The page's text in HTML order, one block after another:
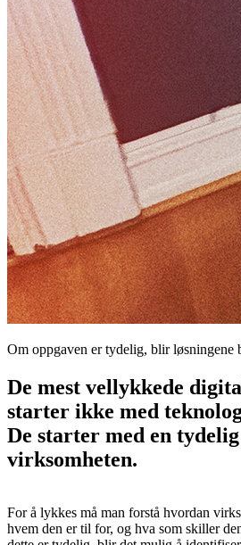
Om oppgaven er tydelig, blir løsningene
De mest vellykkede
starter ikke med
De starter med en
virksomheten.
For å lykkes må man forstå hvordan
hvem den er til for, og hva som skiller